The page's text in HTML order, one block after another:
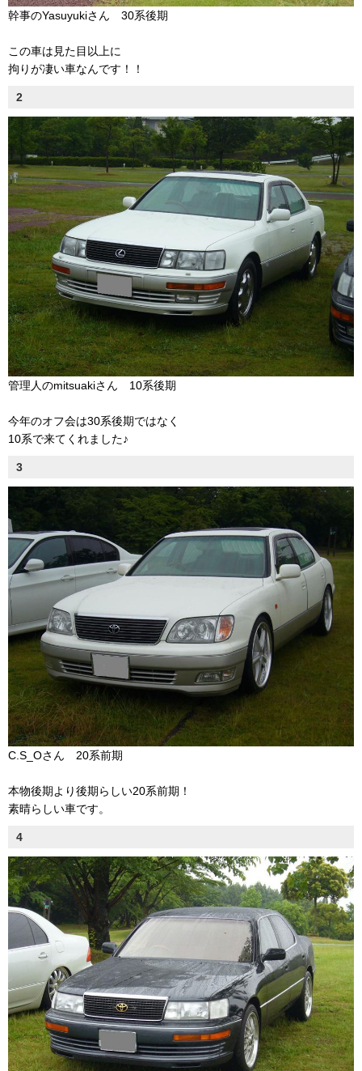
幹事のYasuyukiさん 30系後期
この車は見た目以上に
拘りが凄い車なんです！！
2
管理人のmitsuakiさん 10系後期
今年のオフ会は30系後期ではなく
10系で来てくれました♪
3
C.S_Oさん 20系前期
本物後期より後期らしい20系前期！
素晴らしい車です。
4